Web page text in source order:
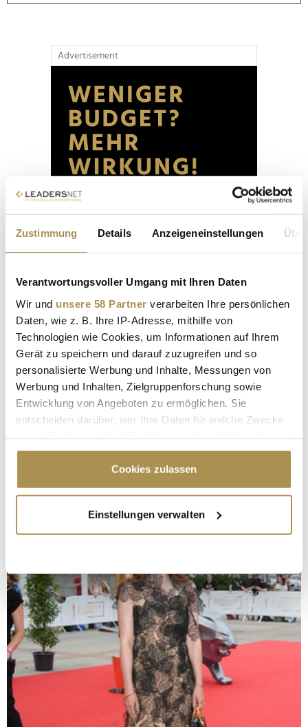
Zustimmung Details Anzeigeneinstellungen
Verantwortungsvoller Umgang mit Ihren Daten
Wir und unsere 58 Partner verarbeiten Ihre persönlichen
Daten, wie z. B. Ihre IP-Adresse, mithilfe von
Technologien wie Cookies, um Informationen auf Ihrem
Gerät zu speichern und darauf zuzugreifen und so
personalisierte Werbung und Inhalte, Messungen von
Werbung und Inhalten, Zielgruppenforschung sowie
Entwicklung von Angeboten zu ermöglichen. Sie
entscheiden darüber, wer Ihre Daten für welche Zwecke
Cookie-Erklärung oder durch Klicken auf das Privacy
Trigger Symbol ändern oder widerrufen
Informationen über Ihre geografische Lage
erfassen, welche bis auf einige Meter genau sein
bestimmten Merkmalen (Fingerprinting) identifizieren
Erfahren Sie mehr darüber, wie Ihre persönlichen Daten
verarbeitet werden, und legen Sie Ihre Präferenzen im
Abschnitt Einzelheiten fest.
Wir verwenden Cookies, um Inhalte und Anzeigen zu
personalisieren, Funktionen für soziale Medien anbieten
zu können und die Zugriffe auf unsere Website zu
analysieren. Außerdem geben wir Informationen zu Ihrer
Cookies zulassen
Einstellungen verwalten
Advertisement